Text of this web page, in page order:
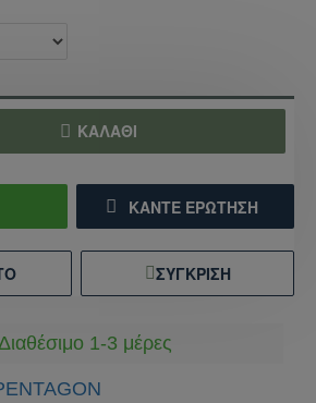
1-3 μέρες
ΚΑΛΆΘΙ
ΚΆΝΤΕ ΕΡΏΤΗΣΗ
ΣΎΓΚΡΙΣΗ